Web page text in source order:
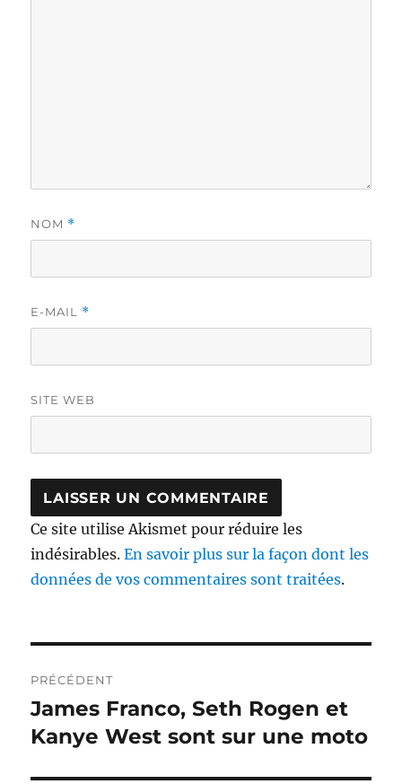
NOM *
E-MAIL *
SITE WEB
Ce site utilise Akismet pour réduire les
indésirables.En savoir plus sur la façon dont les
données de vos commentaires sont traitées.
de
l’article
PRÉCÉDENT
Publication
précédente :
James Franco, Seth Rogen et
Kanye West sont sur une moto